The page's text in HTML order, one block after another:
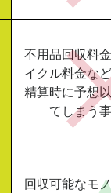
不用品回収料
イクル料金な
精算時に予想
てしまう
回収可能なモ